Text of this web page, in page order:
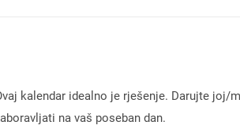
kalendar idealno je rješenje. Darujte joj/
na vaš poseban dan.